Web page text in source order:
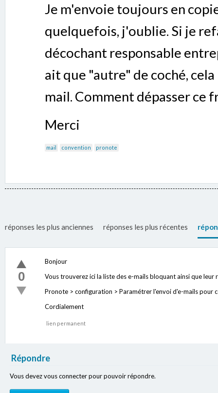
Je m'envoie toujours en
quelquefois, j'oublie. Si je
décochant responsable
ait que "autre" de coché,
mail. Comment dépasser ce
Merci
mail convention pronote
réponses les plus anciennes réponses les plus récentes
0
Bonjour
Vous trouverez ici la liste des e-mails bloquant ainsi que leur
Pronote > configuration > Paramétrer l'envoi d'e-mails pour
Cordialement
lien permanent
Répondre
Vous devez vous connecter pour pouvoir répondre.